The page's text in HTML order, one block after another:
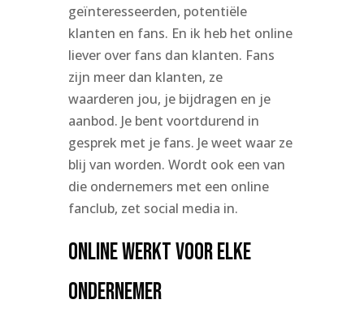
geïnteresseerden, potentiële
klanten en fans. En ik heb het online
liever over fans dan klanten. Fans
zijn meer dan klanten, ze
waarderen jou, je bijdragen en je
aanbod. Je bent voortdurend in
gesprek met je fans. Je weet waar ze
blij van worden. Wordt ook een van
die ondernemers met een online
fanclub, zet social media in.
Online werkt voor elke
ondernemer